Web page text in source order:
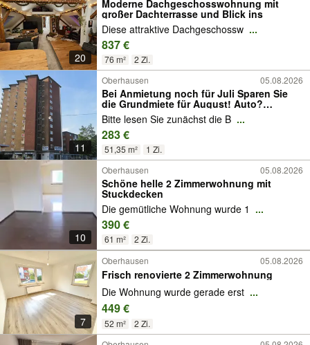
20
Moderne Dachgeschosswohnung mit
großer Dachterrasse und Blick ins
Diese attraktive Dachgeschossw ...
837 €
76 m² 2 Zi.
11
Oberhausen 05.08.2026
Bei Anmietung noch für Juli Sparen Sie
die Grundmiete für August! Auto?
Unnötig! Großzügiges, helles Appartment
mit Balkon in der Innenstadt
Bitte lesen Sie zunächst die B ...
283 €
51,35 m² 1 Zi.
10
Oberhausen 05.08.2026
Schöne helle 2 Zimmerwohnung mit
Stuckdecken
Die gemütliche Wohnung wurde 1 ...
390 €
61 m² 2 Zi.
7
Oberhausen 05.08.2026
Frisch renovierte 2 Zimmerwohnung
Die Wohnung wurde gerade erst ...
449 €
52 m² 2 Zi.